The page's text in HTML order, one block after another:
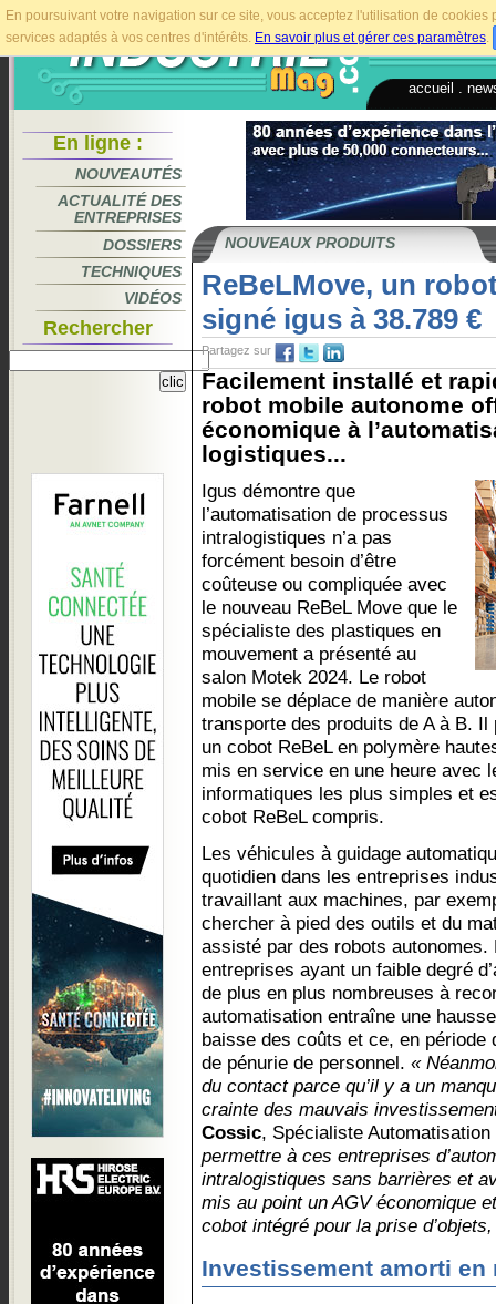
En poursuivant votre navigation sur ce site, vous acceptez l'utilisation de
services adaptés à vos centres d'intérêts. En savoir plus et gérer ces paramètres.
accueil
En ligne :
NOUVEAUTÉS
ACTUALITÉ DES
ENTREPRISES
DOSSIERS
TECHNIQUES
VIDÉOS
Rechercher
NOUVEAUX PRODUITS
ReBeLMove, un
signé igus à 38.789 €
Partagez sur
Facilement installé et
robot mobile autonome
économique à
logistiques...
Igus démontre que
l’automatisation de processus
intralogistiques n’a pas
forcément besoin d’être
coûteuse ou compliquée avec
le nouveau ReBeL Move que le
spécialiste des plastiques en
mouvement a présenté au
salon Motek 2024. Le robot
mobile se déplace de manière
transporte des produits de A à B.
un cobot ReBeL en polymère
mis en service en une heure avec
informatiques les plus simples et
cobot ReBeL compris.
Les véhicules à guidage
quotidien dans les entreprises
travaillant aux machines, par
chercher à pied des outils et du
assisté par des robots
entreprises ayant un faible degré
de plus en plus nombreuses à
automatisation entraîne une
baisse des coûts et ce, en
de pénurie de personnel. «
du contact parce qu’il y a un
crainte des mauvais
Cossic, Spécialiste
permettre à ces entreprises
intralogistiques sans barrières et
mis au point un AGV économique
cobot intégré pour la prise
Investissement amorti en